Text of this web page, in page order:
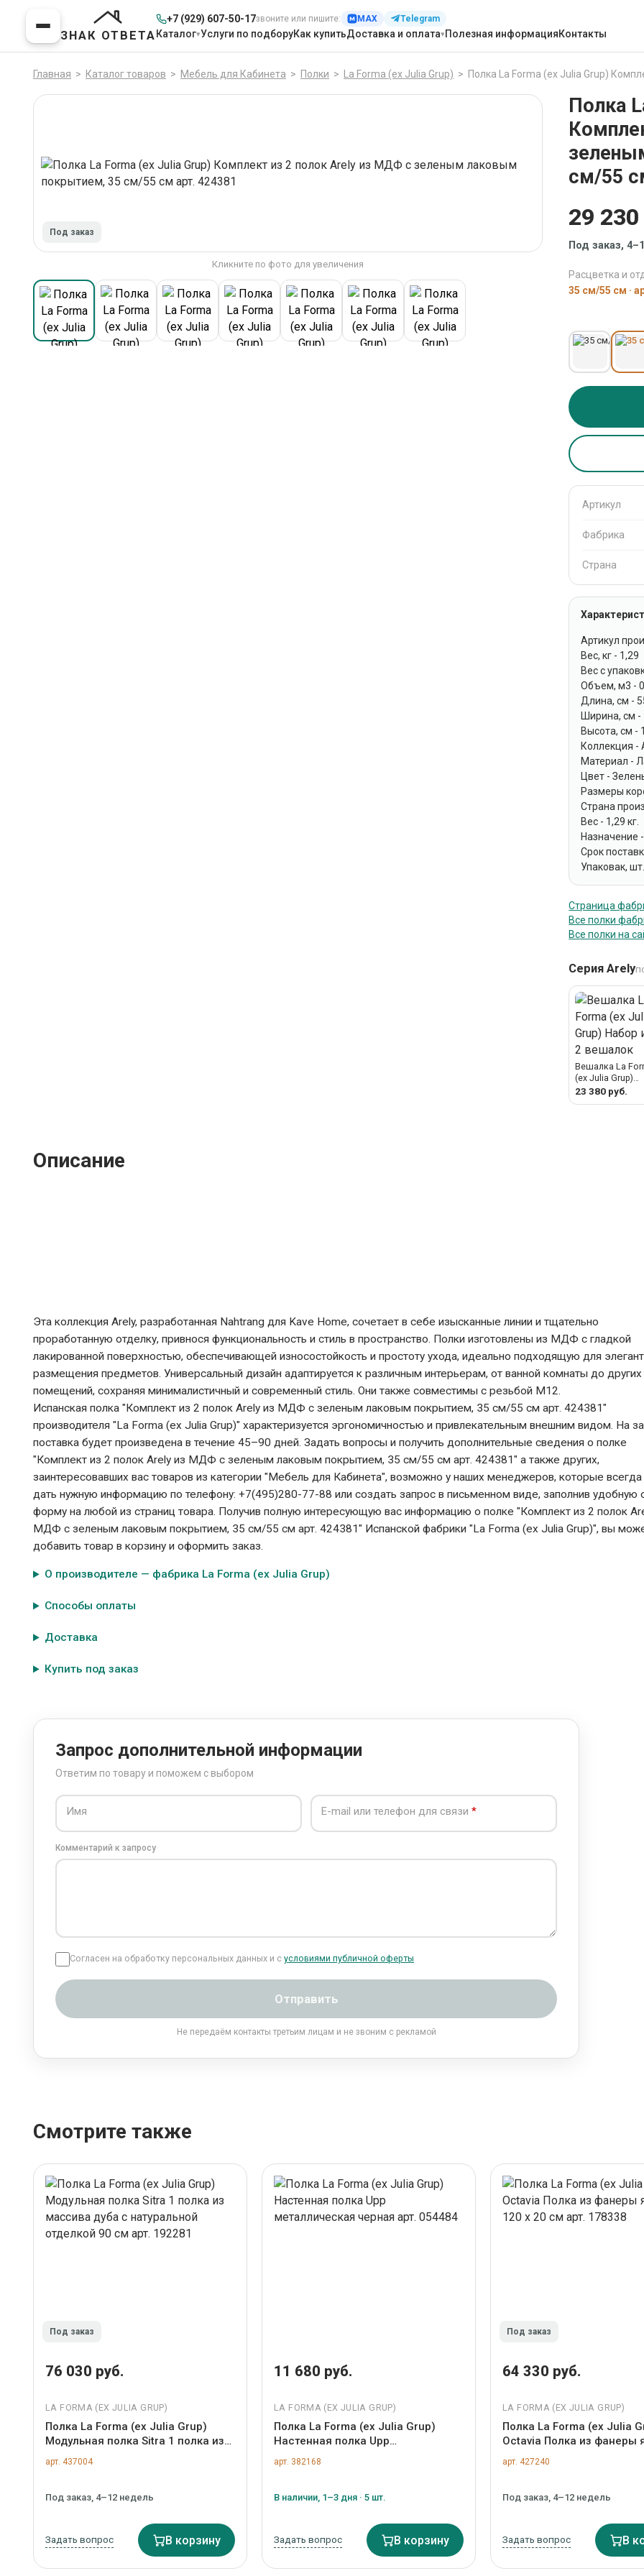
ЗНАК ОТВЕТА
+7 (929) 607-50-17звоните или пишите: MAX Telegram
Каталог Услуги по подборуКак купитьДоставка и оплата Полезная информацияКонтакты
Главная > Каталог товаров > Мебель для Кабинета > Полки > La Forma (ех Julia Grup) > Полка La Forma (ех Julia Grup) Комплект из
Под заказ
Кликните по фото для увеличения
Полка
см/55
29 230
Под заказ,
Расцветка и
35 см/55 см ·
Артикул
Фабрика
Страна
Артикул
Вес, кг - 1,29
Вес с
Объем, м3 -
Длина, см -
Ширина, см -
Высота, см -
Коллекция -
Материал -
Цвет -
Размеры
Страна
Вес - 1,29 кг.
Срок
Упаковак,
Страница
Все полки
Все полки на
Серия Arely
Вешалка La
(ех Julia Grup)
Набор из 2
вешалок Arely из
23 380 руб.
Описание
Эта коллекция Arely, разработанная Nahtrang для Kave Home, сочетает в себе изысканные линии и тщательно
проработанную отделку, привнося функциональность и стиль в пространство. Полки изготовлены из МДФ с гладкой
лакированной поверхностью, обеспечивающей износостойкость и простоту ухода, идеально подходящую для
размещения предметов. Универсальный дизайн адаптируется к различным интерьерам, от ванной комнаты до других
помещений, сохраняя минималистичный и современный стиль. Они также совместимы с резьбой M12.
Испанская полка "Комплект из 2 полок Arely из МДФ с зеленым лаковым покрытием, 35 см/55 см арт. 424381"
производителя "La Forma (ех Julia Grup)" характеризуется эргономичностью и привлекательным внешним видом. На
поставка будет произведена в течение 45–90 дней. Задать вопросы и получить дополнительные сведения о полке
"Комплект из 2 полок Arely из МДФ с зеленым лаковым покрытием, 35 см/55 см арт. 424381" а также других,
заинтересовавших вас товаров из категории "Мебель для Кабинета", возможно у наших менеджеров, которые
дать нужную информацию по телефону: +7(495)280-77-88 или создать запрос в письменном виде, заполнив удобную
форму на любой из страниц товара. Получив полную интересующую вас информацию о полке "Комплект из 2 полок
МДФ с зеленым лаковым покрытием, 35 см/55 см арт. 424381" Испанской фабрики "La Forma (ех Julia Grup)", вы
добавить товар в корзину и оформить заказ.
О производителе — фабрика La Forma (ех Julia Grup)
Способы оплаты
Доставка
Купить под заказ
Запрос дополнительной информации
Ответим по товару и поможем с выбором
Имя E-mail или телефон для связи
Комментарий к запросу
Согласен на обработку персональных данных и с условиями публичной оферты
Отправить
Не передаём контакты третьим лицам и не звоним с рекламой
Смотрите также
Под заказ
76 030 руб.
LA FORMA (ЕХ JULIA GRUP)
Полка La Forma (ех Julia Grup)
Модульная полка Sitra 1 полка из
массива дуба с натуральной
отделкой 90 см арт. 192281
арт. 437004
Под заказ, 4–12 недель
Задать вопрос В корзину
11 680 руб.
LA FORMA (ЕХ JULIA GRUP)
Полка La Forma (ех Julia Grup)
Настенная полка Upp
металлическая черная арт.
054484
арт. 382168
В наличии, 1–3 дня · 5 шт.
Задать вопрос В корзину
Под заказ
64 330 руб.
LA FORMA (ЕХ JULIA GRUP)
Полка La Forma (ех Julia
Octavia Полка из фанеры
120 х 20 см арт. 178338
арт. 427240
Под заказ, 4–12 недель
Задать вопрос В